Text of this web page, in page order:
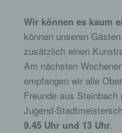
Wir können es kaum
können unseren
zusätzlich einen
Am nächsten
empfangen wir alle
Freunde aus Steinbach
Jugend-
9.45 Uhr und 13 Uhr.
zu erhöhen, um
Schutzniveau für
anonymen Daten
getrennt von
angegebenen
gespeichert.